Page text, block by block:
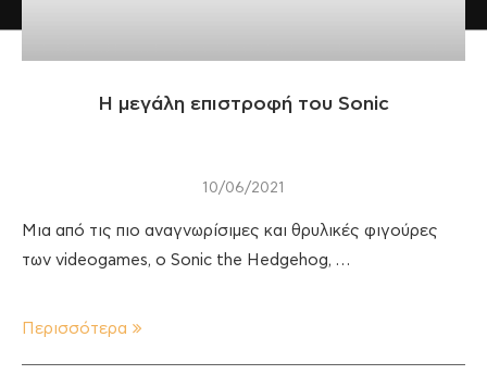
Η μεγάλη επιστροφή του Sonic
10/06/2021
Μια από τις πιο αναγνωρίσιμες και θρυλικές φιγούρες
των videogames, o Sonic the Hedgehog, …
Περισσότερα